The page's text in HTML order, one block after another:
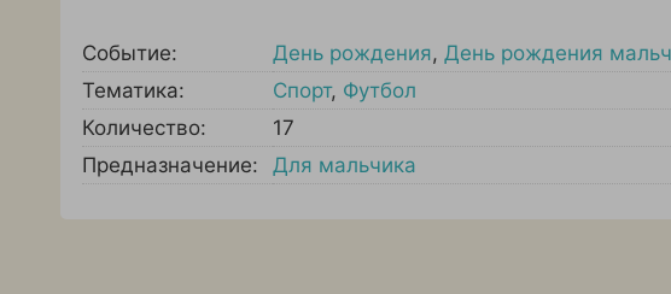
Событие: День рождения, День рождения
Тематика:
Спорт, Футбол
Количество:
17
Предназначение:
Для мальчика